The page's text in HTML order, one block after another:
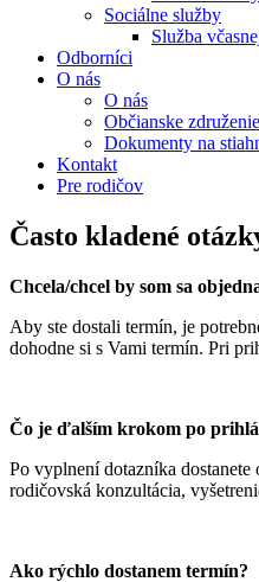
Sociálne služby
Služba
Odborníci
O nás
O nás
Občianske združenie
Dokumenty na
Kontakt
Pre rodičov
Často kladené
Chcela/chcel by som sa
Aby ste dostali termín, je
dohodne si s Vami termín. Pri
Čo je ďalším krokom po
Po vyplnení dotazníka
rodičovská konzultácia,
Ako rýchlo dostanem termín?